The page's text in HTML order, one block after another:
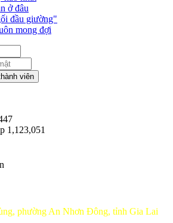
ở đâu
đầu giường"
mong đợi
1,123,051
phường An Nhơn Đông, tỉnh Gia Lai